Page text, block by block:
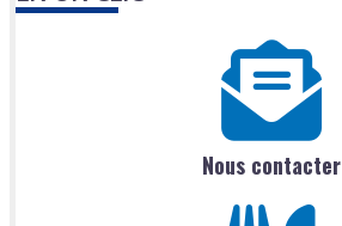
Nous contacter